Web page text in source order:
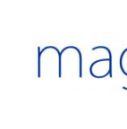
contenido